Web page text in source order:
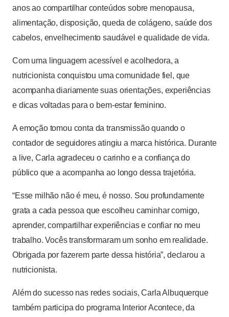
anos ao compartilhar conteúdos sobre menopausa,
alimentação, disposição, queda de colágeno, saúde dos
cabelos, envelhecimento saudável e qualidade de vida.
Com uma linguagem acessível e acolhedora, a
nutricionista conquistou uma comunidade fiel, que
acompanha diariamente suas orientações, experiências
e dicas voltadas para o bem-estar feminino.
A emoção tomou conta da transmissão quando o
contador de seguidores atingiu a marca histórica. Durante
a live, Carla agradeceu o carinho e a confiança do
público que a acompanha ao longo dessa trajetória.
“Esse milhão não é meu, é nosso. Sou profundamente
grata a cada pessoa que escolheu caminhar comigo,
aprender, compartilhar experiências e confiar no meu
trabalho. Vocês transformaram um sonho em realidade.
Obrigada por fazerem parte dessa história”, declarou a
nutricionista.
Além do sucesso nas redes sociais, Carla Albuquerque
também participa do programa Interior Acontece, da